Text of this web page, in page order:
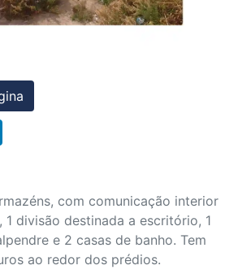
com comunicação interior
1 divisão destinada a escritório, 1
e 2 casas de banho. Tem
ao redor dos prédios.